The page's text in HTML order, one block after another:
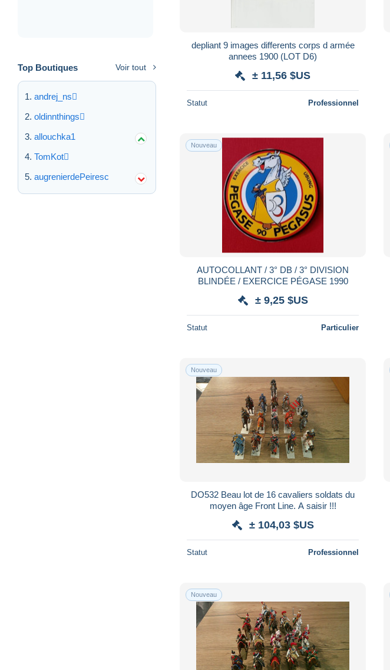
Top Boutiques Voir tout
andrej_ns
oldinnthings
allouchka1
TomKot
augrenierdePeiresc
depliant 9 images differents corps d armée
annees 1900 (LOT D6)
± 11,56 $US
Statut Professionnel
Nouveau
AUTOCOLLANT / 3° DB / 3° DIVISION
BLINDÉE / EXERCICE PÉGASE 1990
± 9,25 $US
Statut Particulier
Nouveau
DO532 Beau lot de 16 cavaliers soldats du
moyen âge Front Line. A saisir !!!
± 104,03 $US
Statut Professionnel
Nouveau